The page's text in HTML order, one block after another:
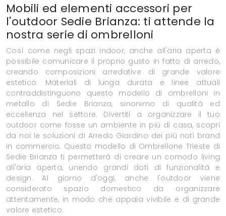
Mobili ed elementi accessori per
l'outdoor Sedie Brianza: ti attende la
nostra serie di ombrelloni
Così come negli spazi indoor, anche all'aria aperta è
possibile comunicare il proprio gusto in fatto di arredo,
creando composizioni arredative di grande valore
estetico. Materiali di lunga durata e linee attuali
contraddistinguono questo modello di ombrelloni in
metallo di Sedie Brianza, sinonimo di qualità ed
eccellenza nel settore. Divertiti a organizzare il tuo
outdoor come fosse un ambiente in più di casa, scopri
da noi le soluzioni di Arredo Giardino dei più noti brand
in commercio. Questo modello di Ombrellone Trieste di
Sedie Brianza ti permetterà di creare un comodo living
all'aria aperta, unendo grandi doti di funzionalità e
design. Al giorno d'oggi, anche l'outdoor viene
considerato spazio domestico da organizzare
attentamente, in modo che appaia vivibile e di grande
valore estetico.